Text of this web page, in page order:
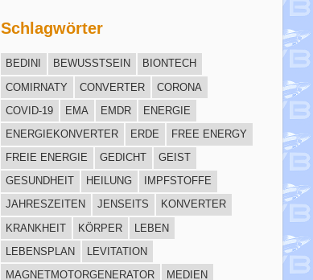
Schlagwörter
BEDINI BEWUSSTSEIN
BIONTECH
COMIRNATY
CONVERTER
CORONA
COVID-19
EMA EMDR
ENERGIE
ENERGIEKONVERTER
ERDE
FREE ENERGY
FREIE ENERGIE
GEDICHT
GEIST
GESUNDHEIT
HEILUNG
IMPFSTOFFE
JAHRESZEITEN
JENSEITS
KONVERTER
KRANKHEIT
KÖRPER
LEBEN
LEBENSPLAN
LEVITATION
MAGNETMOTORGENERATOR
MEDIEN